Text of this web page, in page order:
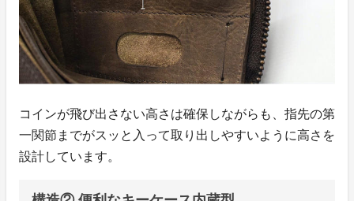
コインが飛び出さない高さは確保しながらも、指先の第
一関節までがスッと入って取り出しやすいように高さを
設計しています。